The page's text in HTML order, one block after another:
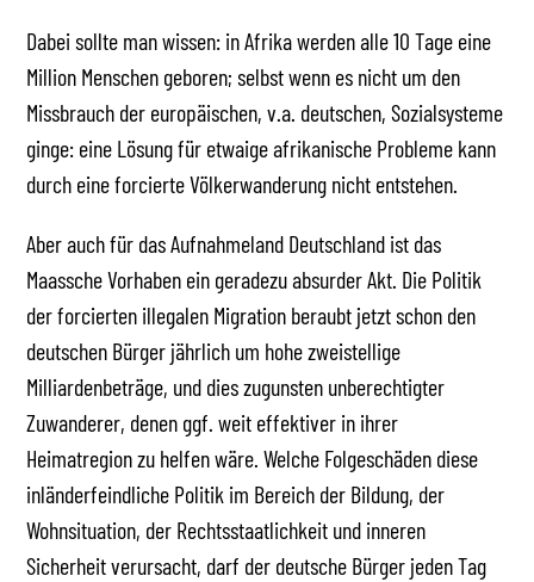
Dabei sollte man wissen: in Afrika werden alle 10 Tage eine
Million Menschen geboren; selbst wenn es nicht um den
Missbrauch der europäischen, v.a. deutschen, Sozialsysteme
ginge: eine Lösung für etwaige afrikanische Probleme kann
durch eine forcierte Völkerwanderung nicht entstehen.
Aber auch für das Aufnahmeland Deutschland ist das
Maassche Vorhaben ein geradezu absurder Akt. Die Politik
der forcierten illegalen Migration beraubt jetzt schon den
deutschen Bürger jährlich um hohe zweistellige
Milliardenbeträge, und dies zugunsten unberechtigter
Zuwanderer, denen ggf. weit effektiver in ihrer
Heimatregion zu helfen wäre. Welche Folgeschäden diese
inländerfeindliche Politik im Bereich der Bildung, der
Wohnsituation, der Rechtsstaatlichkeit und inneren
Sicherheit verursacht, darf der deutsche Bürger jeden Tag